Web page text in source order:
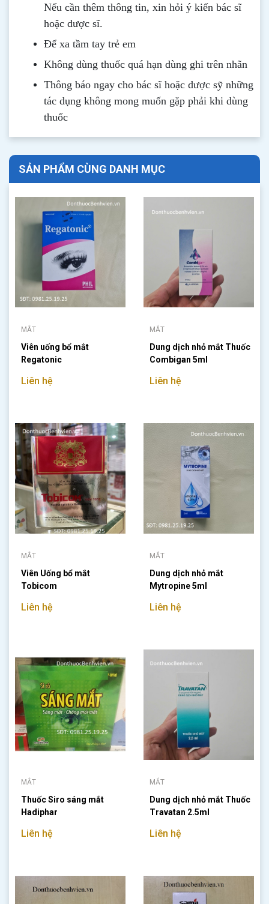
Nếu cần thêm thông tin, xin hỏi ý kiến bác sĩ
hoặc dược sĩ.
Để xa tầm tay trẻ em
Không dùng thuốc quá hạn dùng ghi trên nhãn
Thông báo ngay cho bác sĩ hoặc dược sỹ những
tác dụng không mong muốn gặp phải khi dùng
thuốc
SẢN PHẨM CÙNG DANH MỤC
MẮT
Viên uống bổ mắt
Regatonic
Liên hệ
MẮT
Dung dịch nhỏ mắt Thuốc
Combigan 5ml
Liên hệ
MẮT
Viên Uống bổ mắt
Tobicom
Liên hệ
MẮT
Dung dịch nhỏ mắt
Mytropine 5ml
Liên hệ
MẮT
Thuốc Siro sáng mắt
Hadiphar
Liên hệ
MẮT
Dung dịch nhỏ mắt Thuốc
Travatan 2.5ml
Liên hệ